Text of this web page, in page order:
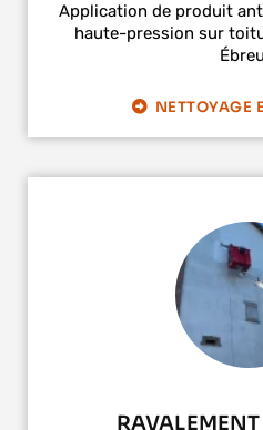
Application de produit
haute-pression sur
NETTOYAGE